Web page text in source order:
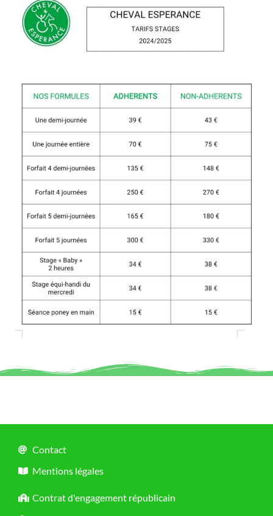
Contact
Mentions légales
Contrat d'engagement républicain